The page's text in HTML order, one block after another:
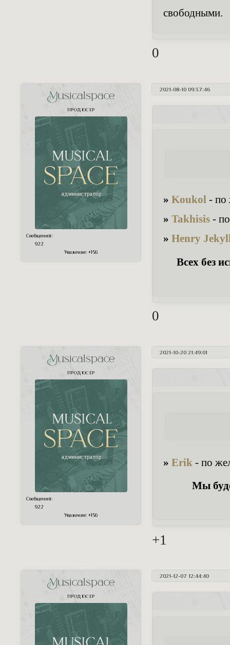
свободными.
0
2021-08-10 09:37:46
Musicalspace
ПРОДЮСЕР
Сообщений:
922
Уважение: +156
» Koukol - по
» Takhisis -
» Henry
Всех без
0
2021-10-20 21:49:01
Musicalspace
ПРОДЮСЕР
Сообщений:
922
Уважение: +156
» Erik - по
Мы
+1
2021-12-07 12:44:40
Musicalspace
ПРОДЮСЕР